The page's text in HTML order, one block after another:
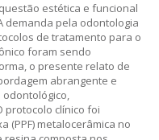
estética e funcional
demanda pela odontologia
de tratamento para o
foram sendo
o presente relato de
abrangente e
protocolo clínico foi
(PPF) metalocerâmica no